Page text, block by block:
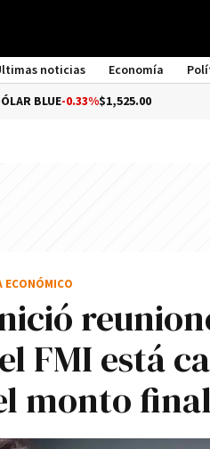
noticias Economía
-0.33%$1,525.00
FMI está
monto final
ECONÓMICO